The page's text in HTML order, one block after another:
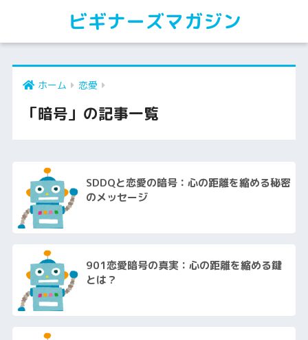
ビギナーズマガジン
ホーム 恋愛
「暗号」の記事一覧
SDDQと恋愛の暗号：心の距離を縮める秘密
のメッセージ
901恋愛暗号の真実：心の距離を縮める鍵
とは？